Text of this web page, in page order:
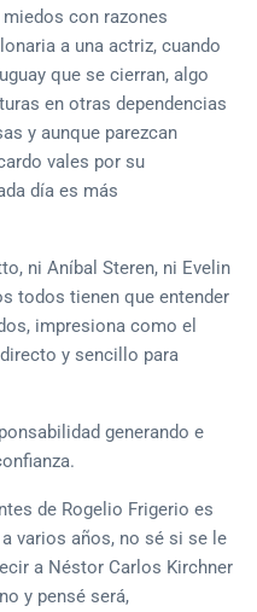
con razones
a una actriz, cuando
que se cierran, algo
en otras dependencias
y aunque parezcan
vales por su
día es más
ni Aníbal Steren, ni Evelin
todos tienen que entender
impresiona como el
y sencillo para
generando e
de Rogelio Frigerio es
varios años, no sé si se le
a Néstor Carlos Kirchner
y pensé será,